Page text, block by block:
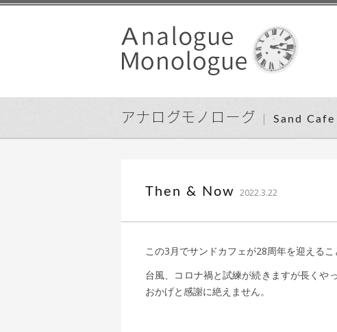
アナログモノローグ Sand Cafe
Then & Now 2022.3.22
この3月でサンドカフェが28周年を迎えるこ
台風、コロナ禍と試練が続きますが長くや
おかげと感謝に絶えません。